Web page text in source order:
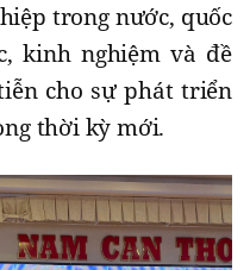
trong nước, quốc
kinh nghiệm và đề
cho sự phát triển
thời kỳ mới.